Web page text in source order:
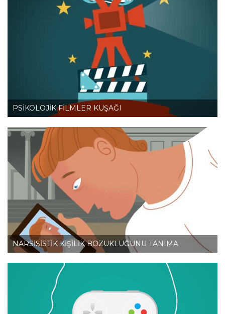
PSİKOLOJİK FİLMLER KUŞAĞI
NARSİSİSTİK KİŞİLİK BOZUKLUĞUNU TANIMA